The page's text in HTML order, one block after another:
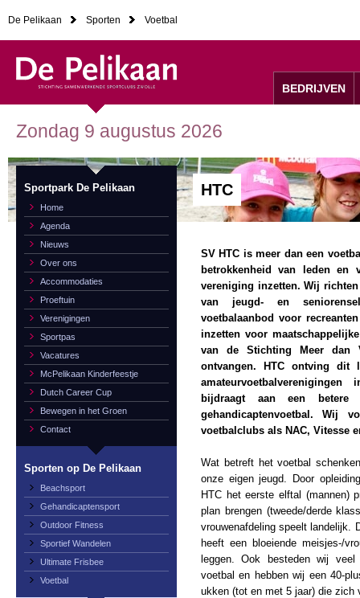
De Pelikaan Sporten Voetbal
BEDRIJVEN
Zondag 9 augustus 2026
Sportpark De Pelikaan
Home
Agenda
Nieuws
Over ons
Accommodaties
Proeftuin
Verenigingen
Sportpas
Vacatures
McPelikaan Kinderfeestje
Dutch Career Cup
Bewegen in het Groen
Contact
Sporten op De Pelikaan
Beachsport
Gehandicaptensport
Outdoor Fitness
Sportief Wandelen
Ultimate Frisbee
Voetbal
HTC
SV HTC is meer dan een
betrokkenheid van leden
vereniging inzetten. Wij
van jeugd- en
voetbalaanbod voor
inzetten voor
van de Stichting Meer dan
ontvangen. HTC ontving dit
bijdraagt aan een
gehandicaptenvoetbal. Wij
voetbalclubs als NAC, Vitesse
Wat betreft het voetbal
onze eigen jeugd. Door
HTC het eerste elftal (mannen)
plan brengen (tweede/derde
vrouwenafdeling speelt landelijk.
heeft een bloeiende meisjes-/
leggen. Ook besteden wij
voetbal en hebben wij een 40-
ukken (tot en met 5 jaar) die zich